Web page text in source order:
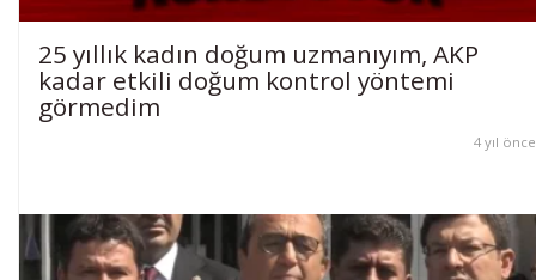
25 yıllık kadın doğum uzmanıyım, AKP
kadar etkili doğum kontrol yöntemi
görmedim
4 yıl önce